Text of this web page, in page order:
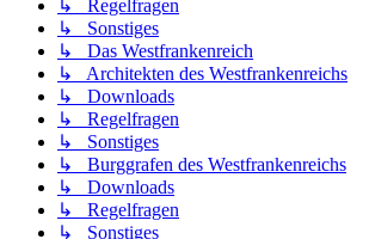
↳ Regelfragen
↳ Sonstiges
↳ Das Westfrankenreich
↳ Architekten des Westfrankenreichs
↳ Downloads
↳ Regelfragen
↳ Sonstiges
↳ Burggrafen des Westfrankenreichs
↳ Downloads
↳ Regelfragen
↳ Sonstiges